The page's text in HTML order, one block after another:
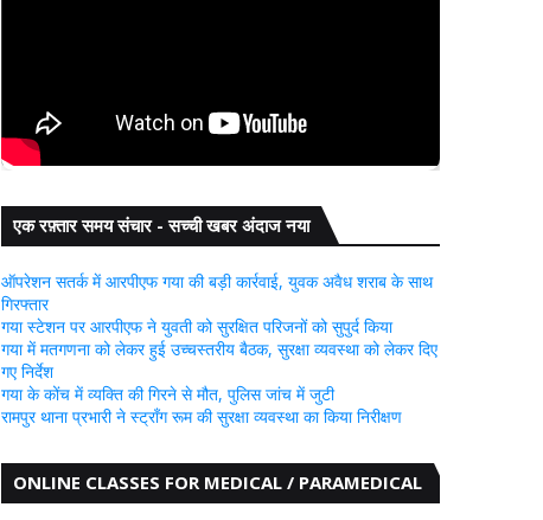
एक रफ़्तार समय संचार - सच्ची खबर अंदाज नया
ऑपरेशन सतर्क में आरपीएफ गया की बड़ी कार्रवाई, युवक अवैध शराब के साथ
गिरफ्तार
गया स्टेशन पर आरपीएफ ने युवती को सुरक्षित परिजनों को सुपुर्द किया
गया में मतगणना को लेकर हुई उच्चस्तरीय बैठक, सुरक्षा व्यवस्था को लेकर दिए
गए निर्देश
गया के कोंच में व्यक्ति की गिरने से मौत, पुलिस जांच में जुटी
रामपुर थाना प्रभारी ने स्ट्रॉंग रूम की सुरक्षा व्यवस्था का किया निरीक्षण
ONLINE CLASSES FOR MEDICAL / PARAMEDICAL